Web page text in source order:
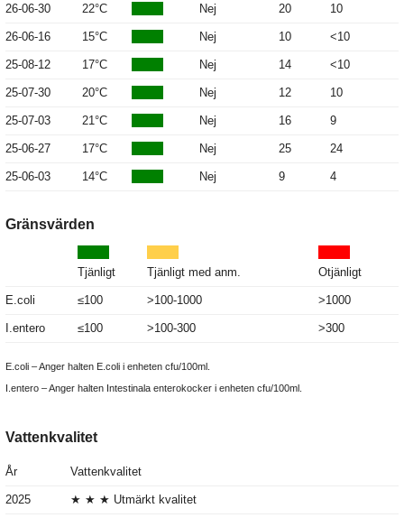
26-06-30 22°C Nej 20 10
26-06-16 15°C Nej 10 <10
25-08-12 17°C Nej 14 <10
25-07-30 20°C Nej 12 10
25-07-03 21°C Nej 16 9
25-06-27 17°C Nej 25 24
25-06-03 14°C Nej 9 4
Gränsvärden
Tjänligt Tjänligt med anm. Otjänligt
E.coli ≤100 >100-1000 >1000
I.entero ≤100 >100-300 >300
E.coli – Anger halten E.coli i enheten cfu/100ml.
I.entero – Anger halten Intestinala enterokocker i enheten cfu/100ml.
Vattenkvalitet
År Vattenkvalitet
2025 ★ ★ ★ Utmärkt kvalitet